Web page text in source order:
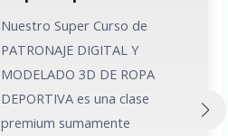
Nuestro Super Curso de
PATRONAJE DIGITAL Y
MODELADO 3D DE ROPA
DEPORTIVA es una clase
premium sumamente